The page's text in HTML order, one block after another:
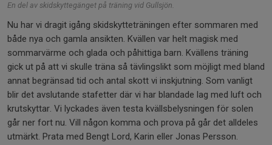
En del av skidskyttegänget på träning vid Gullsjön.
Nu har vi dragit igång skidskytteträningen efter sommaren med
både nya och gamla ansikten. Kvällen var helt magisk med
sommarvärme och glada och påhittiga barn. Kvällens träning
gick ut på att vi skulle träna så tävlingslikt som möjligt med bland
annat begränsad tid och antal skott vi inskjutning. Som vanligt
blir det avslutande stafetter där vi har blandade lag med luft och
krutskyttar. Vi lyckades även testa kvällsbelysningen för solen
går ner fort nu. Vill någon komma och prova på går det alldeles
utmärkt. Prata med Bengt Lord, Karin eller Jonas Persson.